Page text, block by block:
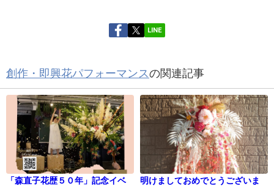
LINE
創作・即興花パフォーマンスの関連記事
「森直子花歴５０年」記念イベ
明けましておめでとうございま